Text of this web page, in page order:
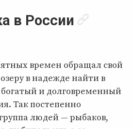
в России
времен обращал свой
в надежде найти в
и долговременный
Так постепенно
людей — рыбаков,